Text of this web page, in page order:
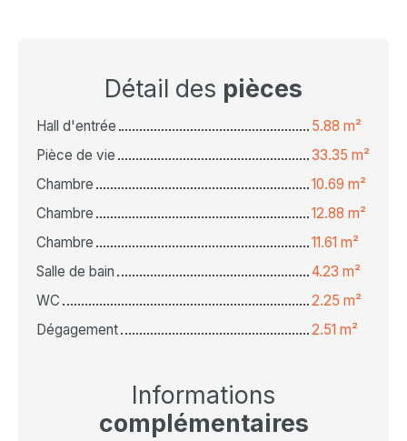
Détail des pièces
Hall d'entrée
5.88 m²
Pièce de vie
33.35 m²
Chambre
10.69 m²
Chambre
12.88 m²
Chambre
11.61 m²
Salle de bain
4.23 m²
WC
2.25 m²
Dégagement
2.51 m²
Informations
complémentaires